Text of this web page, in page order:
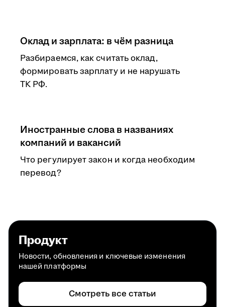
Оклад и зарплата: в чём разница
Разбираемся, как считать оклад,
формировать зарплату и не нарушать
ТК РФ.
Иностранные слова в названиях
компаний и вакансий
Что регулирует закон и когда необходим
перевод?
Продукт
Новости, обновления и ключевые изменения
нашей платформы
Смотреть все статьи